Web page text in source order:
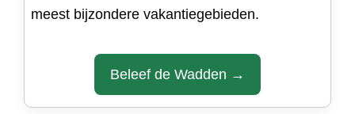
meest bijzondere vakantiegebieden.
Beleef de Wadden →